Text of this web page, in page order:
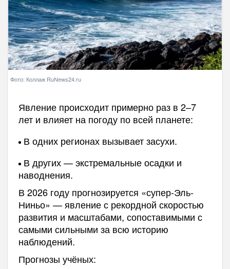
Фото: Коллаж RuNews24.ru
Явление происходит примерно раз в 2–7
лет и влияет на погоду по всей планете:
В одних регионах вызывает засухи.
В других — экстремальные осадки и
наводнения.
В 2026 году прогнозируется «супер-Эль-
Ниньо» — явление с рекордной скоростью
развития и масштабами, сопоставимыми с
самыми сильными за всю историю
наблюдений.
Прогнозы учёных: